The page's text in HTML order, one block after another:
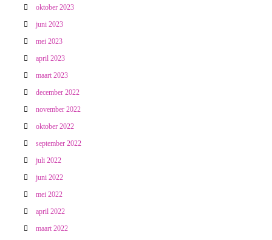
oktober 2023
juni 2023
mei 2023
april 2023
maart 2023
december 2022
november 2022
oktober 2022
september 2022
juli 2022
juni 2022
mei 2022
april 2022
maart 2022